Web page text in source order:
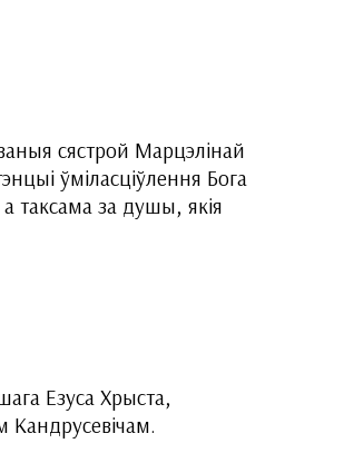
сястрой Марцэлінай
ўміласціўлення Бога
таксама за душы, якія
Езуса Хрыста,